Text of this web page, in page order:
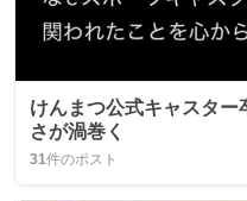
けんまつ公式キャスター
さが渦巻く
31件のポスト